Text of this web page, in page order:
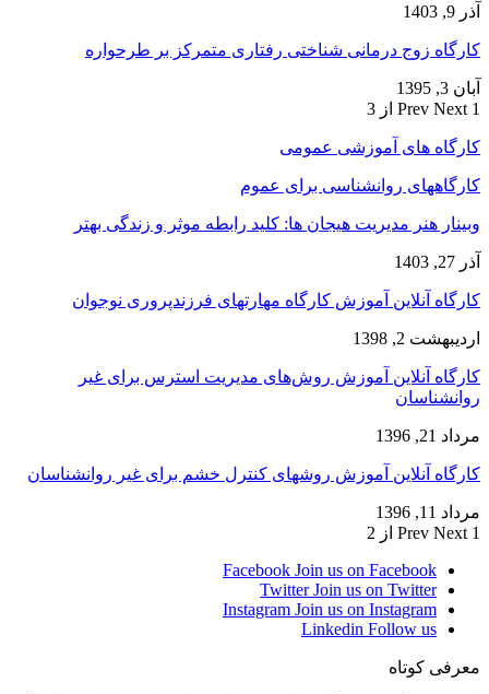
آذر 9, 1403
کارگاه زوج‌ درمانی شناختی رفتاری متمرکز بر طرحواره
آبان 3, 1395
Prev Next 1 از 3
کارگاه های آموزشی عمومی
کارگاههای روانشناسی برای عموم
وبینار هنر مدیریت هیجان ها: کلید رابطه موثر و زندگی بهتر
آذر 27, 1403
کارگاه آنلاین آموزش کارگاه مهارتهای فرزندپروری نوجوان
اردیبهشت 2, 1398
کارگاه آنلاین آموزش روش‌های مدیریت استرس برای غیر
روانشناسان
مرداد 21, 1396
کارگاه آنلاین آموزش روشهای کنترل خشم برای غیر روانشناسان
مرداد 11, 1396
Prev Next 1 از 2
Facebook Join us on Facebook
Twitter Join us on Twitter
Instagram Join us on Instagram
Linkedin Follow us
معرفی کوتاه